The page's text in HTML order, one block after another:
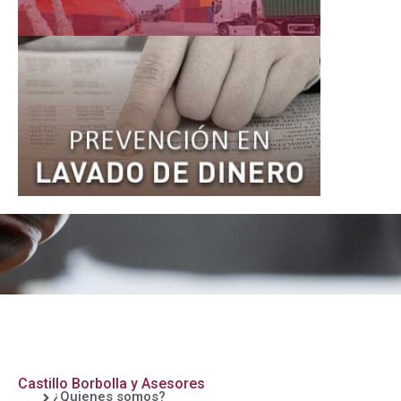
Castillo Borbolla y Asesores
¿Quienes somos?